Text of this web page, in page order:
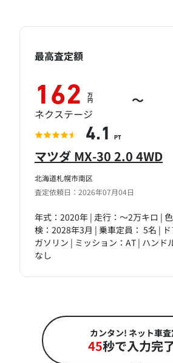
北海道札幌市南区
査定依頼日：2026年07月04日
マツダ MX-30 2.0 4WD
年式：2020年 | 走行：～2万キロ |
検：2028年3月 | 乗車定員： 5名 | ド
ガソリン | ミッション：AT | ハンド
なし
最高査定額
162 万
円 ～
ネクステージ
4.1 PT
カンタン! ネット車
45秒で入力完